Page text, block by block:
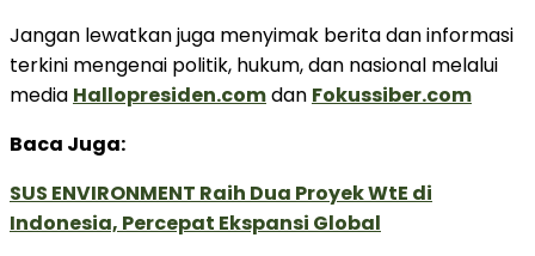
Jangan lewatkan juga menyimak berita dan informasi
terkini mengenai politik, hukum, dan nasional melalui
media Hallopresiden.comdan Fokussiber.com
Baca Juga:
SUS ENVIRONMENT Raih Dua Proyek WtE di
Indonesia, Percepat Ekspansi Global